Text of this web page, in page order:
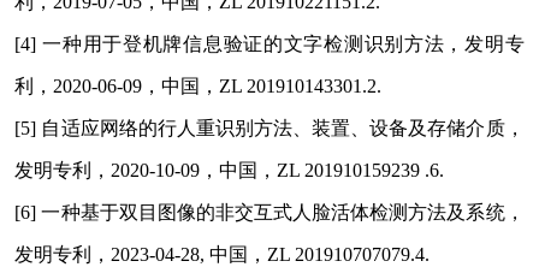
[4]一种用于登机牌信息验证的文字检测识别方法，发明专
利，2020-06-09，中国，ZL 201910143301.2.
[5] 自适应网络的行人重识别方法、装置、设备及存储介质，
发明专利，2020-10-09，中国，ZL 201910159239 .6.
[6]一种基于双目图像的非交互式人脸活体检测方法及系统，
发明专利，2023-04-28, 中国，ZL 201910707079.4.